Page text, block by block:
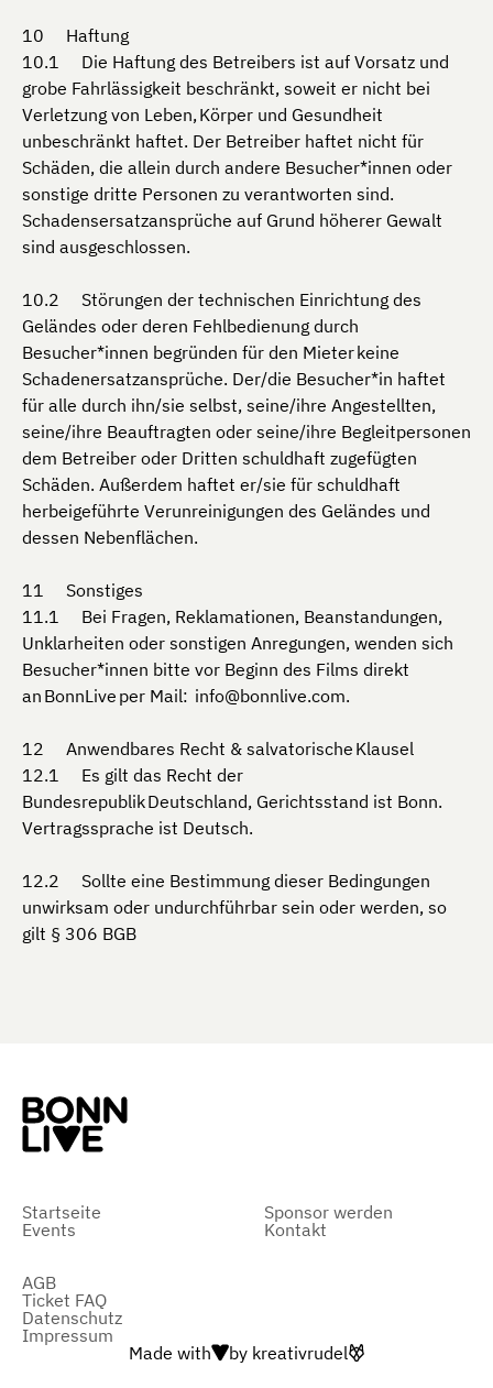
Haftung
Die Haftung des Betreibers ist auf Vorsatz und
grobe Fahrlässigkeit beschränkt, soweit er nicht bei
Verletzung von Leben, Körper und Gesundheit
unbeschränkt haftet. Der Betreiber haftet nicht für
Schäden, die allein durch andere Besucher*innen oder
sonstige dritte Personen zu verantworten sind.
Schadensersatzansprüche auf Grund höherer Gewalt
sind ausgeschlossen.
Störungen der technischen Einrichtung des
Geländes oder deren Fehlbedienung durch
Besucher*innen begründen für den Mieter keine
Schadenersatzansprüche. Der/die Besucher*in haftet
für alle durch ihn/sie selbst, seine/ihre Angestellten,
seine/ihre Beauftragten oder seine/ihre Begleitpersonen
dem Betreiber oder Dritten schuldhaft zugefügten
Schäden. Außerdem haftet er/sie für schuldhaft
herbeigeführte Verunreinigungen des Geländes und
dessen Nebenflächen.
Sonstiges
Bei Fragen, Reklamationen, Beanstandungen,
Unklarheiten oder sonstigen Anregungen, wenden sich
Besucher*innen bitte vor Beginn des Films direkt
an BonnLive per Mail: info@bonnlive.com.
Anwendbares Recht & salvatorische Klausel
Es gilt das Recht der
Bundesrepublik Deutschland, Gerichtsstand ist Bonn.
Vertragssprache ist Deutsch.
Sollte eine Bestimmung dieser Bedingungen
unwirksam oder undurchführbar sein oder werden, so
gilt § 306 BGB
Startseite
Events
Sponsor werden
Kontakt
AGB
Ticket FAQ
Datenschutz
Impressum
Made with
by kreativrudel